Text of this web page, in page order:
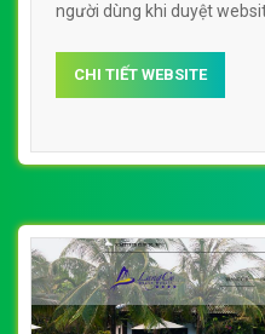
người dùng khi duyệt
CHI TIẾT WEBSITE